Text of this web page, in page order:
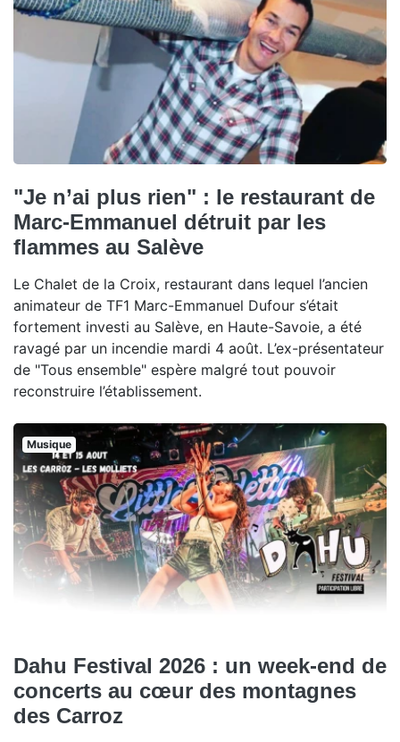
"Je n’ai plus rien" : le restaurant de
Marc-Emmanuel détruit par les
flammes au Salève
Le Chalet de la Croix, restaurant dans lequel l’ancien
animateur de TF1 Marc-Emmanuel Dufour s’était
fortement investi au Salève, en Haute-Savoie, a été
ravagé par un incendie mardi 4 août. L’ex-présentateur
de "Tous ensemble" espère malgré tout pouvoir
reconstruire l’établissement.
Musique
Dahu Festival 2026 : un week-end de
concerts au cœur des montagnes
des Carroz